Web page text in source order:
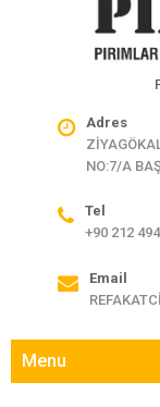
Adres
NO:7/A
Tel
+90 212
Email
Menu